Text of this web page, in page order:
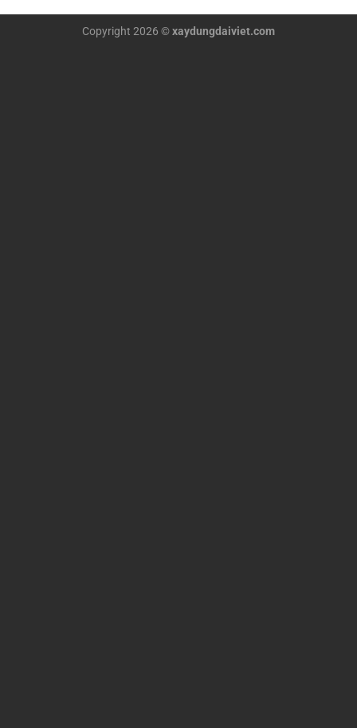
Copyright 2026 ©xaydungdaiviet.com